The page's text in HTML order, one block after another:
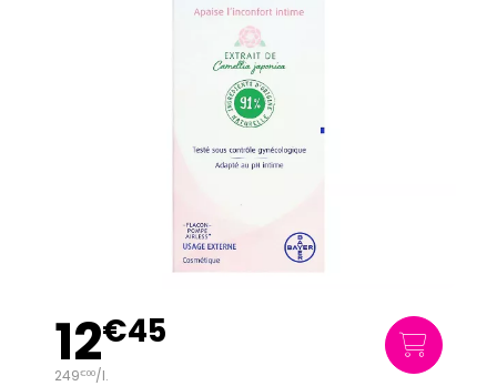
12€45
249€00/l.